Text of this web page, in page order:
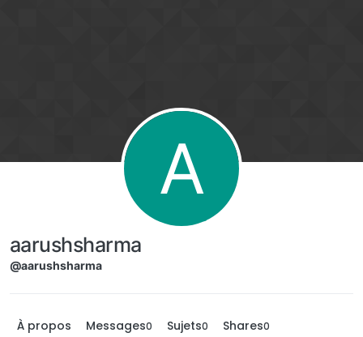
A
aarushsharma
@aarushsharma
À propos Messages0 Sujets0 Shares0